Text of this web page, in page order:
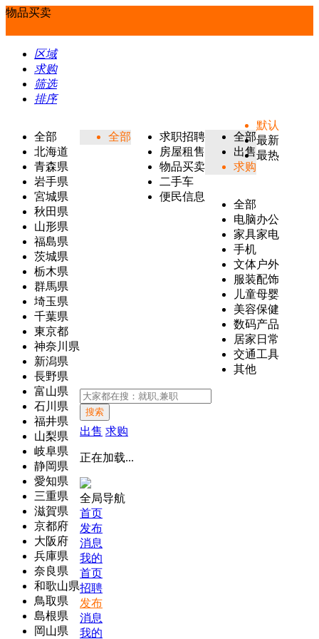
物品买卖
区域
求购
筛选
排序
全部
北海道
青森県
岩手県
宮城県
秋田県
山形県
福島県
茨城県
栃木県
群馬県
埼玉県
千葉県
東京都
神奈川県
新潟県
長野県
富山県
石川県
福井県
山梨県
岐阜県
静岡県
愛知県
三重県
滋賀県
京都府
大阪府
兵庫県
奈良県
和歌山県
鳥取県
島根県
岡山県
全部
求职招聘
房屋租售
物品买卖
二手车
便民信息
全部
出售
求购
全部
电脑办公
家具家电
手机
文体户外
服装配饰
儿童母婴
美容保健
数码产品
居家日常
交通工具
其他
默认
最新
最热
搜索
出售 求购
正在加载...
全局导航
首页
发布
消息
我的
首页
招聘
发布
消息
我的